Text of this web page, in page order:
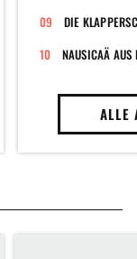
DIE
NAUSICAÄ AUS
ALLE